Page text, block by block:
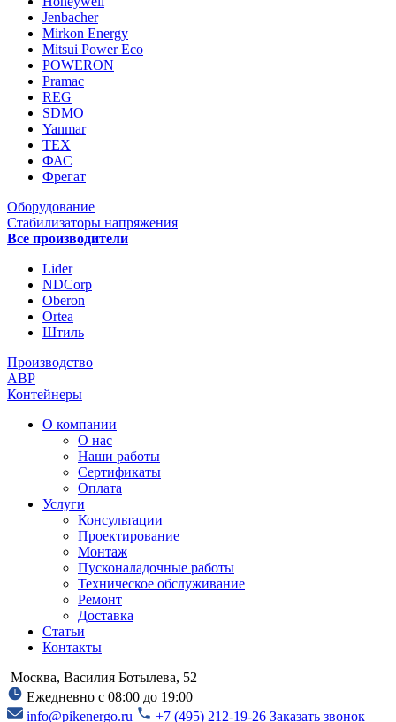
Jenbacher
Mirkon Energy
Mitsui Power Eco
POWERON
Pramac
REG
SDMO
Yanmar
ТЕХ
ФАС
Фрегат
Оборудование
Стабилизаторы напряжения
Все производители
Lider
NDCorp
Oberon
Ortea
Штиль
Производство
АВР
Контейнеры
О компании
О нас
Наши работы
Сертификаты
Оплата
Услуги
Консультации
Проектирование
Монтаж
Пусконаладочные работы
Техническое обслуживание
Ремонт
Доставка
Статьи
Контакты
Москва, Василия Ботылева, 52
Ежедневно с 08:00 до 19:00
info@pikenergo.ru
+7 (495) 212-19-26 Заказать звонок